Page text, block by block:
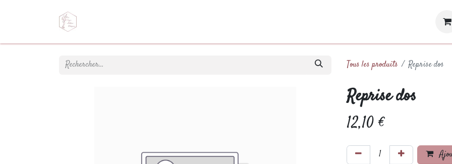
Tous les produits Reprise dos
Reprise dos
12,10€